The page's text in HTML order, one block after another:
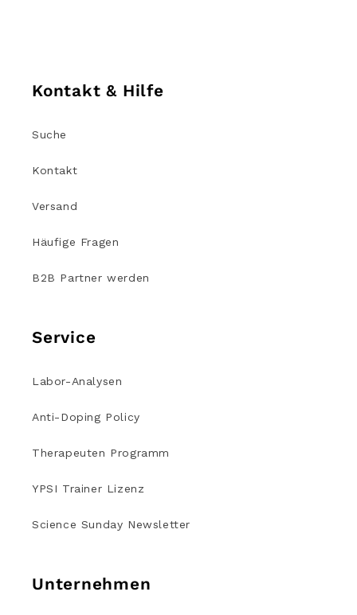
Kontakt & Hilfe
Suche
Kontakt
Versand
Häufige Fragen
B2B Partner werden
Service
Labor-Analysen
Anti-Doping Policy
Therapeuten Programm
YPSI Trainer Lizenz
Science Sunday Newsletter
Unternehmen